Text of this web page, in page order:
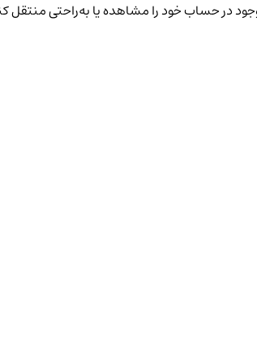
در حساب خود را مشاهده یا به‌راحتی منتقل